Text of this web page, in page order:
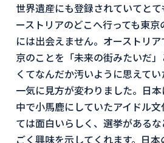
世界遺産にも登録されていてと
ーストリアのどこへ行っても東
には出会えません。オーストリ
京のことを「未来の街みたいだ
くてなんだか汚いように思えて
一気に見方が変わりました。日
中で小馬鹿にしていたアイドル
ては面白いらしく、選挙がある
ごく興味を示してくれます。日